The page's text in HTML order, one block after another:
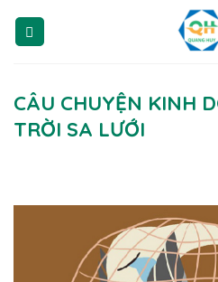
CÂU CHUYỆN KINH
TRỜI SA LƯỚI